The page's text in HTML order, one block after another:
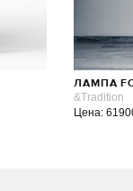
ЛАМПА
&Tradition
Цена: